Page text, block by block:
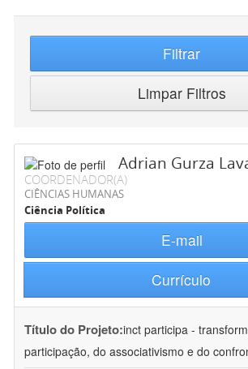
Filtrar
Limpar Filtros
Adrian Gurza
COORDENADOR(A)
CIÊNCIAS HUMANAS
Ciência Política
E-mail
Currículo
Título do Projeto:inct participa -
participação, do associativismo e do